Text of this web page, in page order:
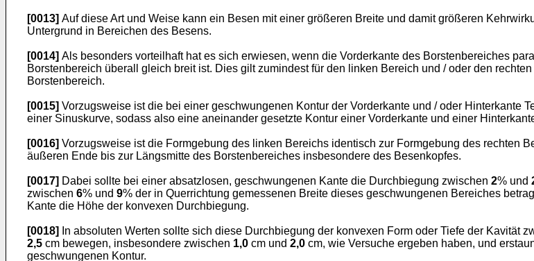
[0013] Auf diese Art und Weise kann ein Besen mit einer größeren Breite und damit größeren
Untergrund in Bereichen des Besens.
[0014] Als besonders vorteilhaft hat es sich erwiesen, wenn die Vorderkante des Borstenbereiches
Borstenbereich überall gleich breit ist. Dies gilt zumindest für den linken Bereich und / oder den
Borstenbereich.
[0015] Vorzugsweise ist die bei einer geschwungenen Kontur der Vorderkante und / oder Hinterkante
einer Sinuskurve, sodass also eine aneinander gesetzte Kontur einer Vorderkante und einer
[0016] Vorzugsweise ist die Formgebung des linken Bereichs identisch zur Formgebung des rechten
äußeren Ende bis zur Längsmitte des Borstenbereiches insbesondere des Besenkopfes.
[0017] Dabei sollte bei einer absatzlosen, geschwungenen Kante die Durchbiegung zwischen 2% und
zwischen 6% und 9% der in Querrichtung gemessenen Breite dieses geschwungenen Bereiches
Kante die Höhe der konvexen Durchbiegung.
[0018] In absoluten Werten sollte sich diese Durchbiegung der konvexen Form oder Tiefe der Kavität
2,5 cm bewegen, insbesondere zwischen 1,0 cm und 2,0 cm, wie Versuche ergeben haben, und
geschwungenen Kontur.